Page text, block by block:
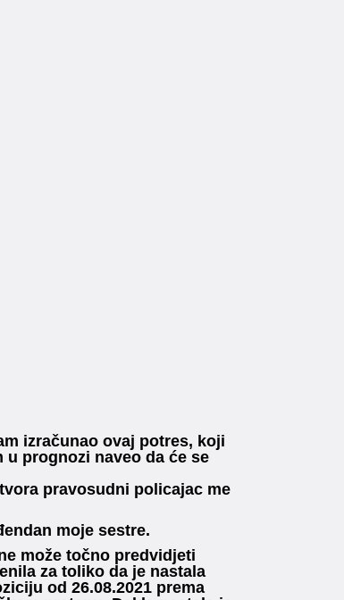
izračunao ovaj potres, koji
u prognozi naveo da će se
pravosudni policajac me
moje sestre.
može točno predvidjeti
za toliko da je nastala
od 26.08.2021 prema